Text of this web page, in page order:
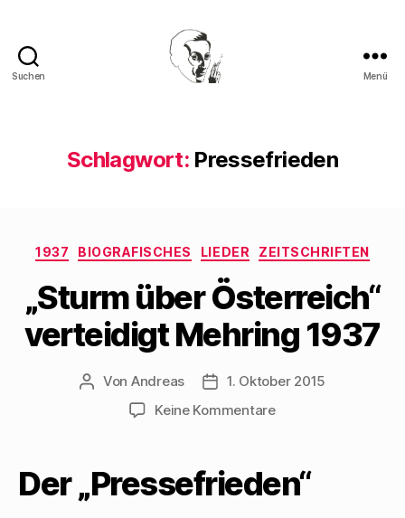
Suchen Menü
Schlagwort: Pressefrieden
Kategorien
1937 BIOGRAFISCHES LIEDER ZEITSCHRIFTEN
„Sturm über Österreich“
verteidigt Mehring 1937
Beitragsautor
Von Andreas Beitragsdatum
1. Oktober 2015
Keine Kommentarezu
Österreich“
verteidigt
Der „Pressefrieden“